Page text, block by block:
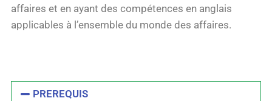
affaires et en ayant des compétences en anglais
applicables à l’ensemble du monde des affaires.
PREREQUIS